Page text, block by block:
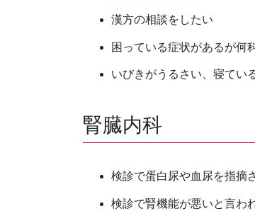
漢方の相談をしたい
困っている症状があるが何
いびきがうるさい、寝てい
腎臓内科
検診で蛋白尿や血尿を指摘
検診で腎機能が悪いと言わ